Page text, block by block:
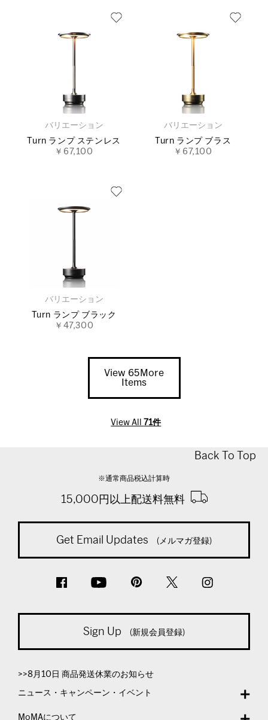
バリエーション
Turn ランプ ステンレス
￥67,100
バリエーション
Turn ランプ ブラス
￥67,100
バリエーション
Turn ランプ ブラック
￥47,300
View 65More
Items
View All 71件
Back To Top
※通常商品税込計算時
15,000円以上配送料無料
Get Email Updates (メルマガ登録)
Sign Up (新規会員登録)
>>8月10日 商品発送休業のお知らせ
ニュース・キャンペーン・イベント
MoMAについて